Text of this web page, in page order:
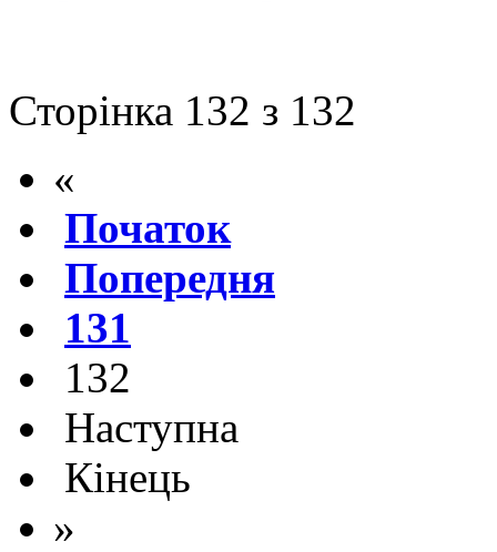
Сторінка 132 з 132
«
Початок
Попередня
131
132
Наступна
Кінець
»